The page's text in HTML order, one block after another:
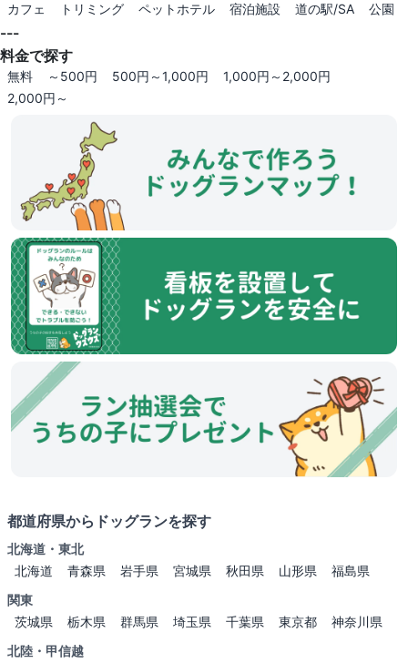
カフェ トリミング ペットホテル 宿泊施設 道の駅/SA 公園
---
料金で探す
無料 ～500円 500円～1,000円
1,000円～2,000円
2,000円～
都道府県からドッグランを探す
北海道・東北
北海道
青森県 岩手県 宮城県 秋田県 山形県
福島県
関東
茨城県
栃木県 群馬県 埼玉県 千葉県 東京都
神奈川県
北陸・甲信越